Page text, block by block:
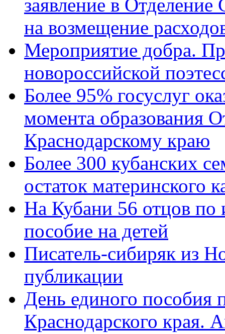
заявление в
на возмещение
Мероприятие добра.
новороссийской
Более 95% госуслуг
момента образования
Краснодарскому краю
Более 300 кубанских
остаток материнского
На Кубани 56 отцов по
пособие на детей
Писатель-сибиряк из
публикации
День единого пособия
Краснодарского края.